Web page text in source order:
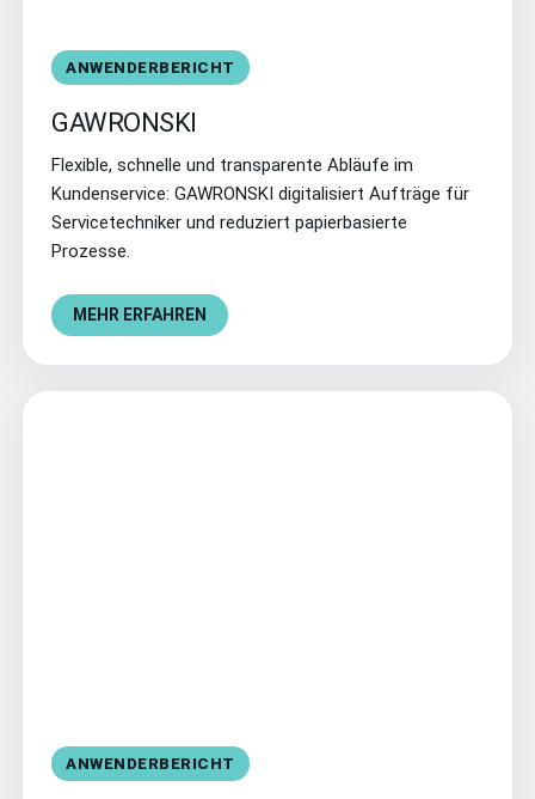
ANWENDERBERICHT
GAWRONSKI
Flexible, schnelle und transparente Abläufe im
Kundenservice: GAWRONSKI digitalisiert Aufträge für
Servicetechniker und reduziert papierbasierte
Prozesse.
MEHR ERFAHREN
ANWENDERBERICHT